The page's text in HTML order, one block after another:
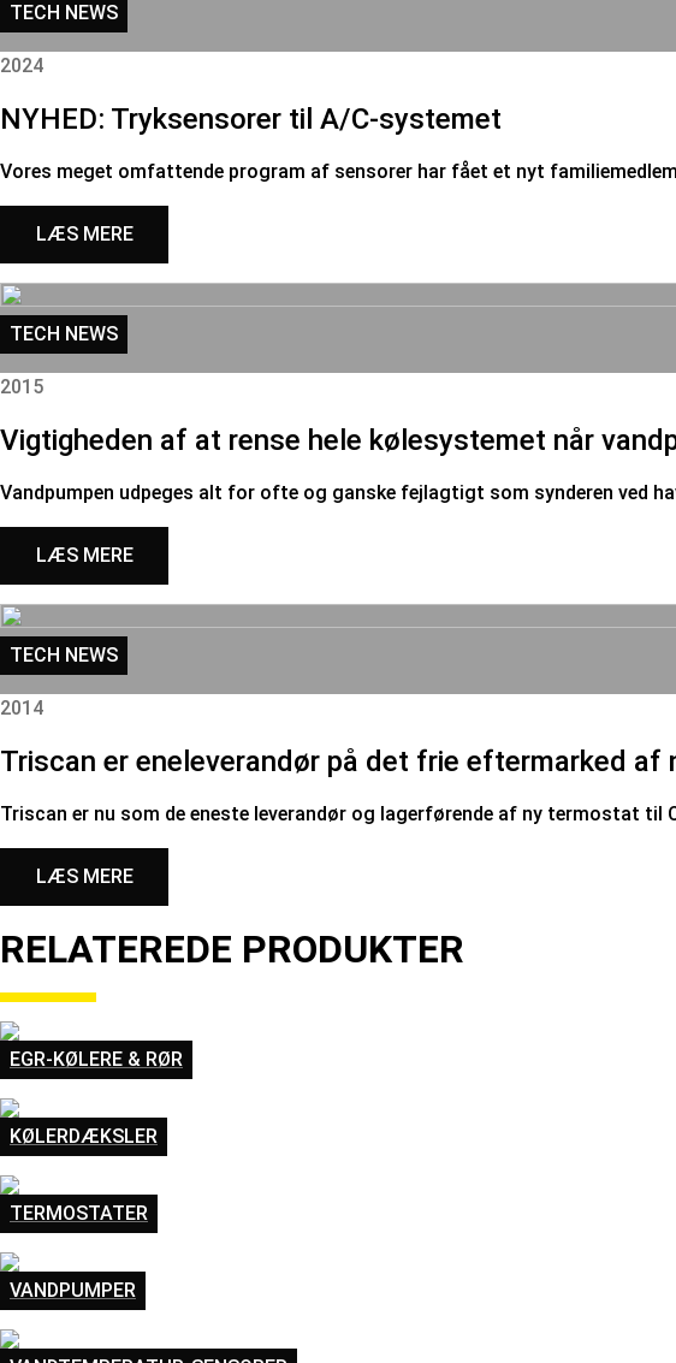
TECH NEWS
2024
NYHED: Tryksensorer til A/C-systemet
Vores meget omfattende program af sensorer har fået et nyt
LÆS MERE
TECH NEWS
2015
Vigtigheden af at rense hele kølesystemet når
Vandpumpen udpeges alt for ofte og ganske fejlagtigt som synderen ved
LÆS MERE
TECH NEWS
2014
Triscan er eneleverandør på det frie eftermarked
Triscan er nu som de eneste leverandør og lagerførende af ny termostat til
LÆS MERE
RELATEREDE PRODUKTER
EGR-KØLERE & RØR
KØLERDÆKSLER
TERMOSTATER
VANDPUMPER